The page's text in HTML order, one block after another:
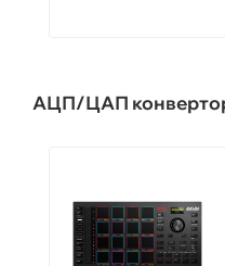
АЦП/ЦАП